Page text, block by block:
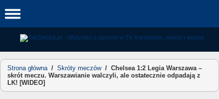
to
Strona główna/ Skróty meczów/ Chelsea 1:2 Legia Warszawa –
skrót meczu. Warszawianie walczyli, ale ostatecznie odpadają z
LK! [WIDEO]